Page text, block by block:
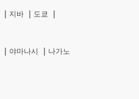
지바
도쿄
야마나시
나가노